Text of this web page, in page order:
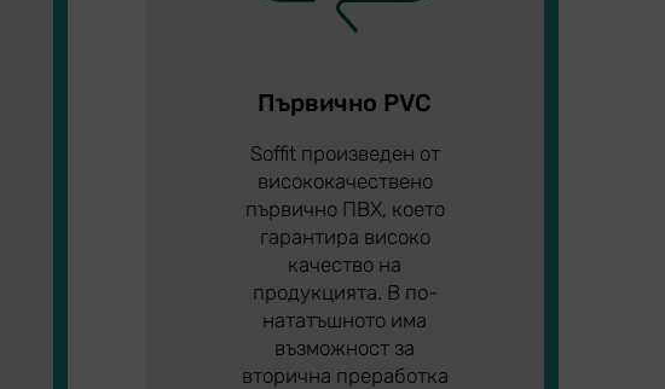
Първично PVC
Soffit произведен от
висококачествено
първично ПВХ, което
гарантира високо
качество на
продукцията. В по-
нататъшното има
възможност за
вторична преработка